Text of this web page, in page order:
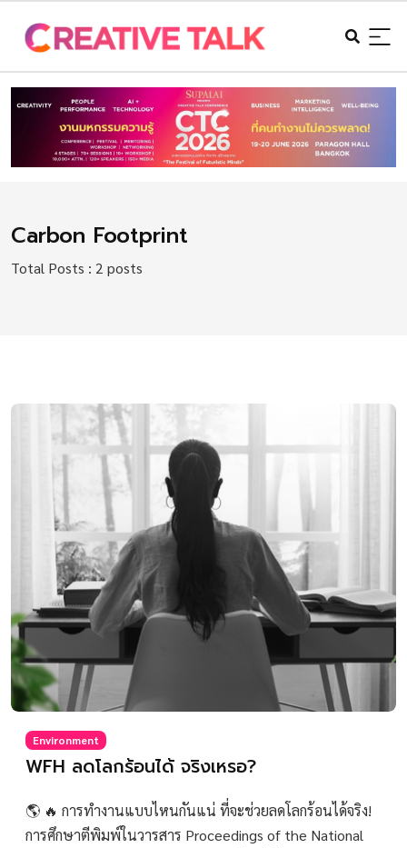
Carbon Footprint
Total Posts : 2 posts
Environment
WFH ลดโลกร้อนได้ จริงเหรอ?
🌎 🔥 การทำงานแบบไหนกันแน่ ที่จะช่วยลดโลกร้อนได้จริง!
การศึกษาตีพิมพ์ในวารสาร Proceedings of the National